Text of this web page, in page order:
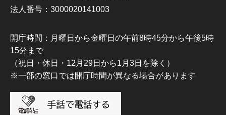
法人番号：3000020141003
開庁時間：月曜日から金曜日の午前8時45分から午後5時
15分まで
（祝日・休日・12月29日から1月3日を除く）
※一部の窓口では開庁時間が異なる場合があります